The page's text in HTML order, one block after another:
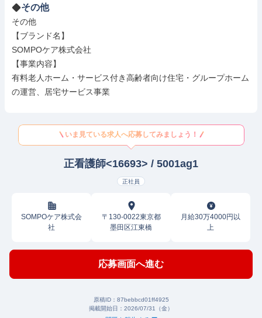
その他
その他
【ブランド名】
SOMPOケア株式会社
【事業内容】
有料老人ホーム・サービス付き高齢者向け住宅・グループホーム
の運営、居宅サービス事業
いま見ている求人へ応募してみましょう！
正看護師<16693> / 5001ag1
正社員
SOMPOケア株式会
社
〒130-0022東京都
墨田区江東橋
月給30万4000円以
上
応募画面へ進む
原稿ID： 87bebbcd01ff4925
掲載開始日： 2026/07/31（金）